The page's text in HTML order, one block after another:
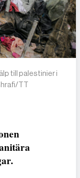
till palestinier i
TT